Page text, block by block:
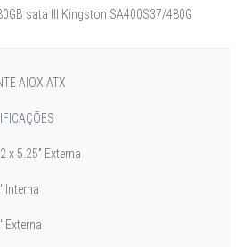
sata III Kingston SA400S37/480G
AIOX ATX
x 5.25” Externa
Interna
Externa